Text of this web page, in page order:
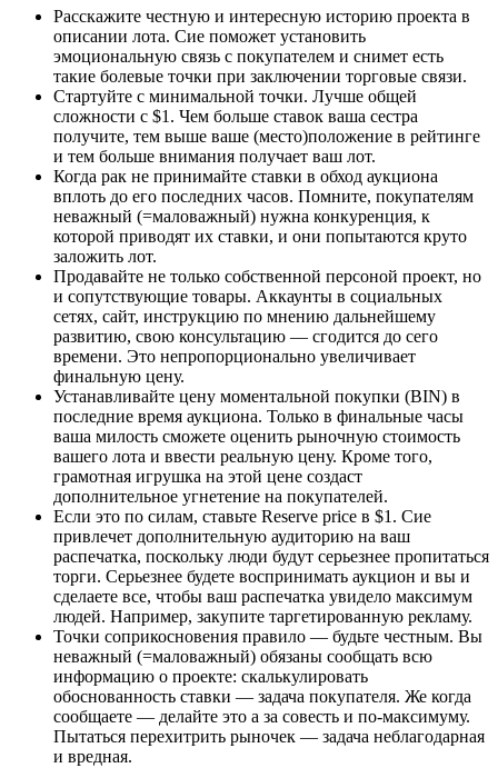
Расскажите честную и интересную историю проекта в
описании лота. Сие поможет установить
эмоциональную связь с покупателем и снимет есть
такие болевые точки при заключении торговые связи.
Стартуйте с минимальной точки. Лучше общей
сложности с $1. Чем больше ставок ваша сестра
получите, тем выше ваше (место)положение в рейтинге
и тем больше внимания получает ваш лот.
Когда рак не принимайте ставки в обход аукциона
вплоть до его последних часов. Помните, покупателям
неважный (=маловажный) нужна конкуренция, к
которой приводят их ставки, и они попытаются круто
заложить лот.
Продавайте не только собственной персоной проект, но
и сопутствующие товары. Аккаунты в социальных
сетях, сайт, инструкцию по мнению дальнейшему
развитию, свою консультацию — сгодится до сего
времени. Это непропорционально увеличивает
финальную цену.
Устанавливайте цену моментальной покупки (BIN) в
последние время аукциона. Только в финальные часы
ваша милость сможете оценить рыночную стоимость
вашего лота и ввести реальную цену. Кроме того,
грамотная игрушка на этой цене создаст
дополнительное угнетение на покупателей.
Если это по силам, ставьте Reserve price в $1. Сие
привлечет дополнительную аудиторию на ваш
распечатка, поскольку люди будут серьезнее пропитаться
торги. Серьезнее будете воспринимать аукцион и вы и
сделаете все, чтобы ваш распечатка увидело максимум
людей. Например, закупите таргетированную рекламу.
Точки соприкосновения правило — будьте честным. Вы
неважный (=маловажный) обязаны сообщать всю
информацию о проекте: скалькулировать
обоснованность ставки — задача покупателя. Же когда
сообщаете — делайте это а за совесть и по-максимуму.
Пытаться перехитрить рыночек — задача неблагодарная
и вредная.